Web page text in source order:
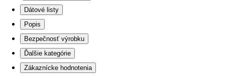
Dátové listy
Popis
Bezpečnosť výrobku
Ďalšie kategórie
Zákaznícke hodnotenia